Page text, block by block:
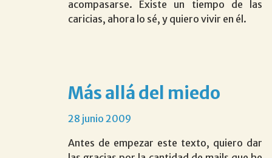
acompasarse. Existe un tiempo de las
caricias, ahora lo sé, y quiero vivir en él.
más allá del miedo
28 junio 2009
Antes de empezar este texto, quiero dar